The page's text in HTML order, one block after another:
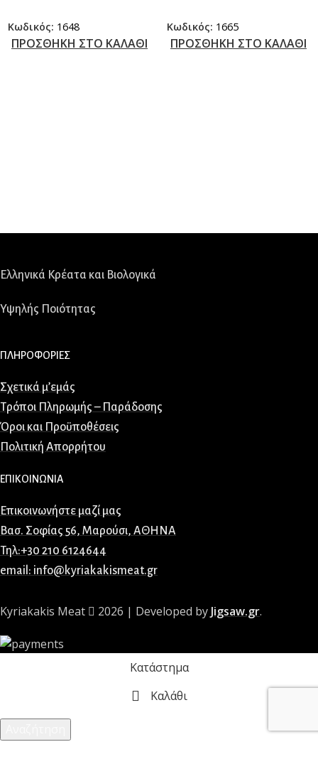
Κωδικός: 1648
ΠΡΟΣΘΗΚΗ ΣΤΟ ΚΑΛΑΘΙ
Κωδικός: 1665
ΠΡΟΣΘΗΚΗ ΣΤΟ ΚΑΛΑΘΙ
Ελληνικά Κρέατα και Βιολογικά
Υψηλής Ποιότητας
ΠΛΗΡΟΦΟΡΙΕΣ
Σχετικά μ’εμάς
Τρόποι Πληρωμής – Παράδοσης
Όροι και Προϋποθέσεις
Πολιτική Απορρήτου
ΕΠΙΚΟΙΝΩΝΙΑ
Επικοινωνήστε μαζί μας
Βασ. Σοφίας 56, Μαρούσι, ΑΘΗΝΑ
Τηλ:+30 210 6124644
email: info@kyriakakismeat.gr
Kyriakakis Meat 2026 | Developed by Jigsaw.gr.
Κατάστημα
Καλάθι